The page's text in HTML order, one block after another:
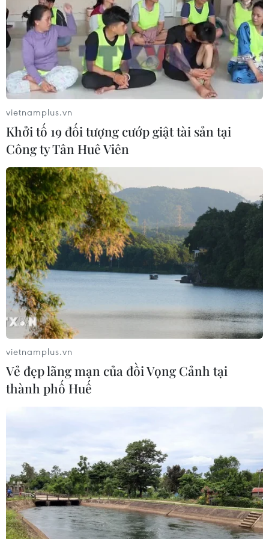
TIN CÙNG CHUYÊN MỤC
Quy định chức năng, nhiệm vụ,
quyền hạn và cơ cấu tổ chức của Bộ Y
tế
08/08/2026 14:03
vietnamplus.vn
Khởi tố 19 đối tượng cướp giật tài sản tại
Công ty Tân Huê Viên
vietnamplus.vn
Vẻ đẹp lãng mạn của đồi Vọng Cảnh tại
thành phố Huế